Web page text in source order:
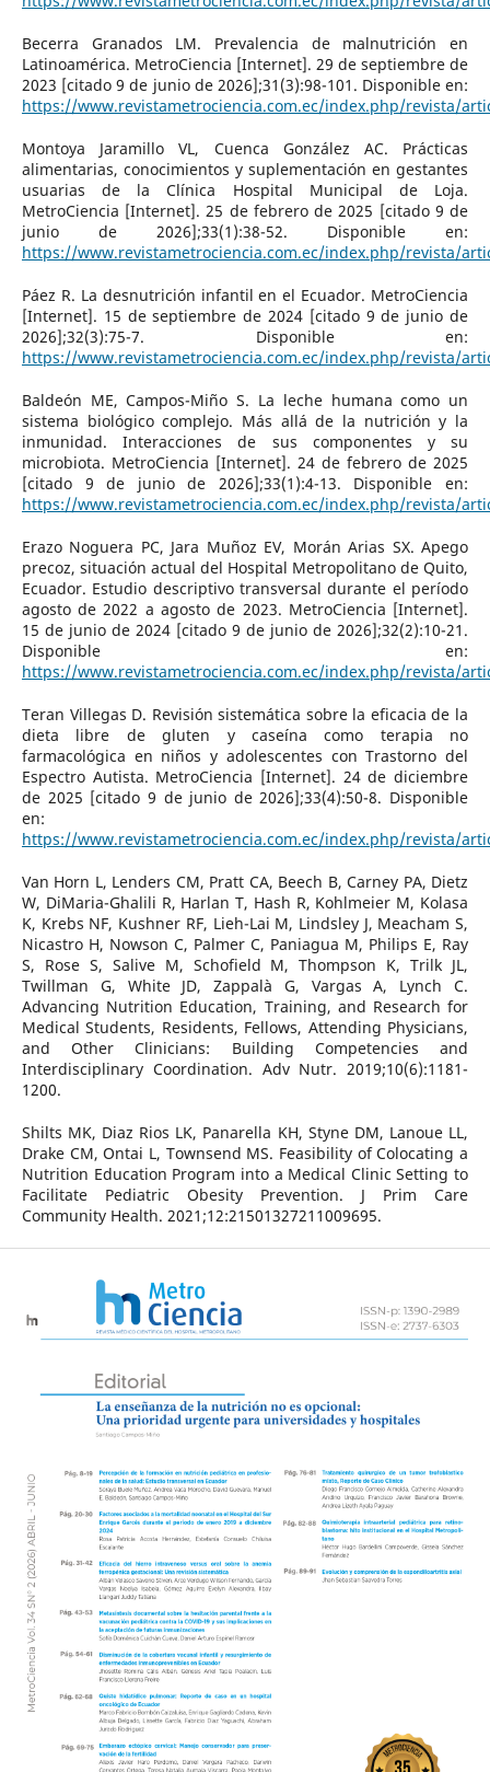
Becerra Granados LM. Prevalencia de malnutrición en
Latinoamérica. MetroCiencia [Internet]. 29 de septiembre de
2023 [citado 9 de junio de 2026];31(3):98-101. Disponible en:
https://www.revistametrociencia.com.ec/index.php/revista/
Montoya Jaramillo VL, Cuenca González AC. Prácticas
alimentarias, conocimientos y suplementación en gestantes
usuarias de la Clínica Hospital Municipal de Loja.
MetroCiencia [Internet]. 25 de febrero de 2025 [citado 9 de
junio de 2026];33(1):38-52. Disponible en:
https://www.revistametrociencia.com.ec/index.php/revista/
Páez R. La desnutrición infantil en el Ecuador. MetroCiencia
[Internet]. 15 de septiembre de 2024 [citado 9 de junio de
2026];32(3):75-7. Disponible en:
https://www.revistametrociencia.com.ec/index.php/revista/
Baldeón ME, Campos-Miño S. La leche humana como un
sistema biológico complejo. Más allá de la nutrición y la
inmunidad. Interacciones de sus componentes y su
microbiota. MetroCiencia [Internet]. 24 de febrero de 2025
[citado 9 de junio de 2026];33(1):4-13. Disponible en:
https://www.revistametrociencia.com.ec/index.php/revista/
Erazo Noguera PC, Jara Muñoz EV, Morán Arias SX. Apego
precoz, situación actual del Hospital Metropolitano de Quito,
Ecuador. Estudio descriptivo transversal durante el período
agosto de 2022 a agosto de 2023. MetroCiencia [Internet].
15 de junio de 2024 [citado 9 de junio de 2026];32(2):10-21.
Disponible en:
https://www.revistametrociencia.com.ec/index.php/revista/
Teran Villegas D. Revisión sistemática sobre la eficacia de la
dieta libre de gluten y caseína como terapia no
farmacológica en niños y adolescentes con Trastorno del
Espectro Autista. MetroCiencia [Internet]. 24 de diciembre
de 2025 [citado 9 de junio de 2026];33(4):50-8. Disponible
en:
https://www.revistametrociencia.com.ec/index.php/revista/
Van Horn L, Lenders CM, Pratt CA, Beech B, Carney PA, Dietz
W, DiMaria-Ghalili R, Harlan T, Hash R, Kohlmeier M, Kolasa
K, Krebs NF, Kushner RF, Lieh-Lai M, Lindsley J, Meacham S,
Nicastro H, Nowson C, Palmer C, Paniagua M, Philips E, Ray
S, Rose S, Salive M, Schofield M, Thompson K, Trilk JL,
Twillman G, White JD, Zappalà G, Vargas A, Lynch C.
Advancing Nutrition Education, Training, and Research for
Medical Students, Residents, Fellows, Attending Physicians,
and Other Clinicians: Building Competencies and
Interdisciplinary Coordination. Adv Nutr. 2019;10(6):1181-
1200.
Shilts MK, Diaz Rios LK, Panarella KH, Styne DM, Lanoue LL,
Drake CM, Ontai L, Townsend MS. Feasibility of Colocating a
Nutrition Education Program into a Medical Clinic Setting to
Facilitate Pediatric Obesity Prevention. J Prim Care
Community Health. 2021;12:21501327211009695.